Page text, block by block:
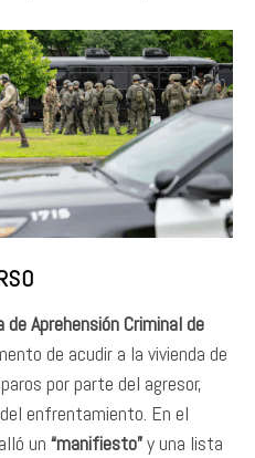
de Aprehensión Criminal de
de acudir a la vivienda de
por parte del agresor,
enfrentamiento. En el
un “manifiesto”y una lista